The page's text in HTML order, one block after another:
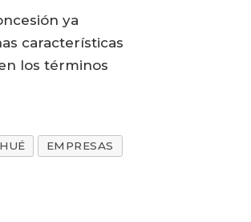
ya
características
los términos
EMPRESAS